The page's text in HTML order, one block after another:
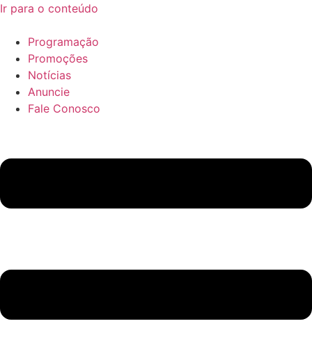
Ir para o conteúdo
Programação
Promoções
Notícias
Anuncie
Fale Conosco